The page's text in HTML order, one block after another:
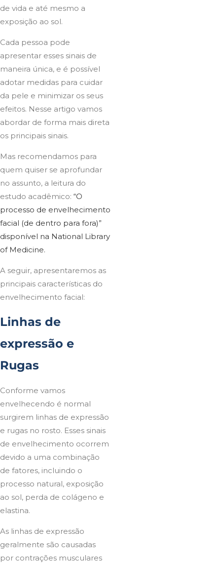
de vida e até mesmo a
exposição ao sol.
Cada pessoa pode
apresentar esses sinais de
maneira única, e é possível
adotar medidas para cuidar
da pele e minimizar os seus
efeitos. Nesse artigo vamos
abordar de forma mais direta
os principais sinais.
Mas recomendamos para
quem quiser se aprofundar
no assunto, a leitura do
estudo acadêmico: “O
processo de envelhecimento
facial (de dentro para fora)”
disponível na National Library
of Medicine.
A seguir, apresentaremos as
principais características do
envelhecimento facial:
Linhas de
expressão e
Rugas
Conforme vamos
envelhecendo é normal
surgirem linhas de expressão
e rugas no rosto. Esses sinais
de envelhecimento ocorrem
devido a uma combinação
de fatores, incluindo o
processo natural, exposição
ao sol, perda de colágeno e
elastina.
As linhas de expressão
geralmente são causadas
por contrações musculares